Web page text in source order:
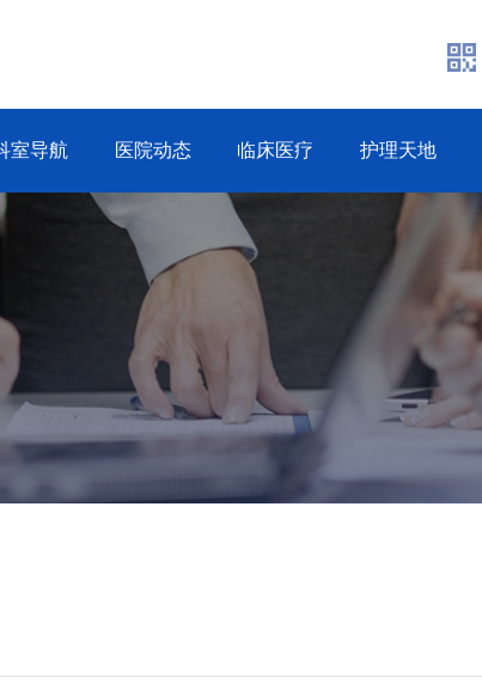
室导航 医院动态 临床医疗 护理天地